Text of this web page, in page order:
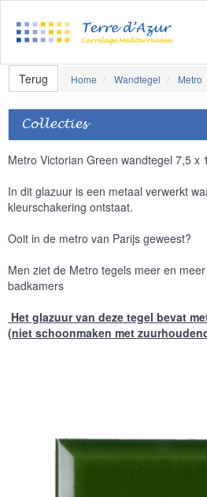
Terug Home Wandtegel Metro
Collecties
Metro Victorian Green wandtegel 7,5 x
In dit glazuur is een metaal verwerkt
kleurschakering ontstaat.
Ooit in de metro van Parijs geweest?
Men ziet de Metro tegels meer en
badkamers
Het glazuur van deze tegel bevat
(niet schoonmaken met